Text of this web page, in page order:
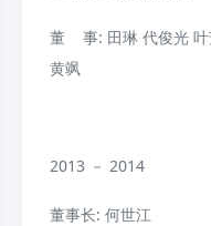
董 事: 田琳 代俊光
黄飒
2013 － 2014
董事长: 何世江